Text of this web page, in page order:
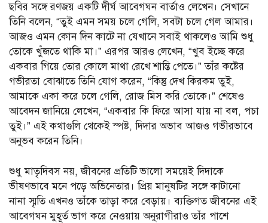
ছবির সঙ্গে রণজয় একটি দীর্ঘ আবেগঘন বার্তাও লেখেন। সেখানে
তিনি বলেন, “তুই এমন সময় চলে গেলি, সবটা চলে গেল আমার।
আজও এমন কোন দিন কাটে না যেখানে সবাই থাকলেও আমি শুধু
তোকে খুঁজতে থাকি মা।” এরপর আরও লেখেন, “খুব ইচ্ছে করে
একবার গিয়ে তোর কোলে মাথা রেখে শান্তি পেতে।” তাঁর কষ্টের
গভীরতা বোঝাতে তিনি যোগ করেন, “কিন্তু দেখ কিরকম তুই,
আমাকে একা করে চলে গেলি, রোজ মিস করি তোকে।” শেষেও
আবেদন জানিয়ে লেখেন, “একবার কি ফিরে আসা যায় না বল, পচা
তুই।” এই কথাগুলি থেকেই স্পষ্ট, দিদার অভাব আজও গভীরভাবে
অনুভব করেন তিনি।
শুধু মাতৃদিবস নয়, জীবনের প্রতিটি ভালো সময়েই দিদাকে
ভীষণভাবে মনে পড়ে অভিনেতার। প্রিয় মানুষটির সঙ্গে কাটানো
নানা স্মৃতি এখনও তাঁকে তাড়া করে বেড়ায়। ব্যক্তিগত জীবনের এই
আবেগঘন মুহূর্ত ভাগ করে নেওয়ায় অনুরাগীরাও তাঁর পাশে